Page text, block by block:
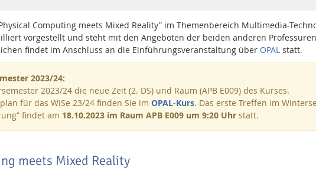
Facebook
Computing meets Mixed Reality” im Themenbereich Multimedia-
vorgestellt und steht mit den Angeboten der beiden anderen
findet im Anschluss an die Einführungsveranstaltung über OPAL statt.
2023/24:
2023/24 die neue Zeit (2. DS) und Raum (APB E009) des Kurses.
für das WiSe 23/24 finden Sie im OPAL-Kurs. Das erste Treffen im
findet am 18.10.2023 im Raum APB E009 um 9:20 Uhr statt.
meets Mixed Reality